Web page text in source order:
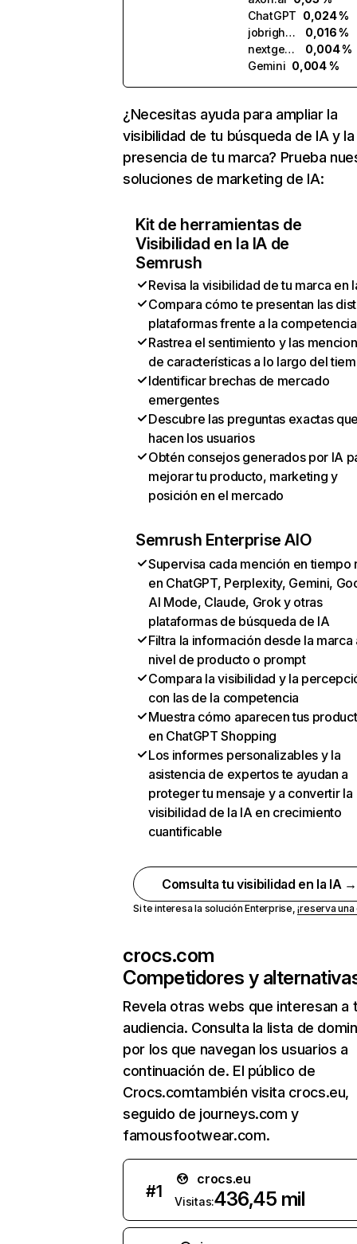
ChatGPT 0,024 %
jobright.ai
0,016 %
nextgenapply.ai
0,004 %
Gemini 0,004 %
¿Necesitas ayuda para ampliar la
visibilidad de tu búsqueda de IA y la
presencia de tu marca? Prueba
soluciones de marketing de IA:
Kit de herramientas de
Visibilidad en la IA de
Semrush
Revisa la visibilidad de tu marca en
Compara cómo te presentan las
plataformas frente a la competencia
Rastrea el sentimiento y las
de características a lo largo del
Identificar brechas de mercado
emergentes
Descubre las preguntas exactas
hacen los usuarios
Obtén consejos generados por IA
mejorar tu producto, marketing y
posición en el mercado
Semrush Enterprise AIO
Supervisa cada mención en tiempo
en ChatGPT, Perplexity, Gemini,
AI Mode, Claude, Grok y otras
plataformas de búsqueda de IA
Filtra la información desde la marca
nivel de producto o prompt
Compara la visibilidad y la
con las de la competencia
Muestra cómo aparecen tus
en ChatGPT Shopping
Los informes personalizables y la
asistencia de expertos te ayudan a
proteger tu mensaje y a convertir la
visibilidad de la IA en crecimiento
cuantificable
Comsulta tu visibilidad en la IA →
Si te interesa la solución Enterprise,¡reserva
crocs.com
Competidores y
Revela otras webs que interesan a
audiencia. Consulta la lista de
por los que navegan los usuarios a
continuación de. El público de
Crocs.comtambién visita crocs.eu,
seguido de journeys.com y
famousfootwear.com.
#1
crocs.eu
Visitas:436,45 mil